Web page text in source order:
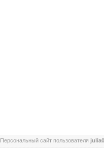
Персональный сайт пользователя